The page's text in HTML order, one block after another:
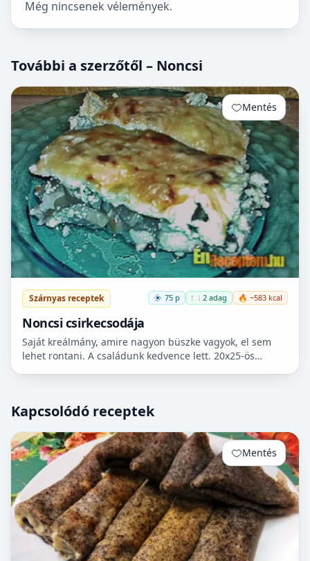
Még nincsenek vélemények.
További a szerzőtől – Noncsi
Mentés 0
Szárnyas receptek 75 p 🍽️ 2 adag 🔥 ~583 kcal
Noncsi csirkecsodája
Saját kreálmány, amire nagyon büszke vagyok, el sem
lehet rontani. A családunk kedvence lett. 20x25-ös
Kapcsolódó receptek
Mentés 0